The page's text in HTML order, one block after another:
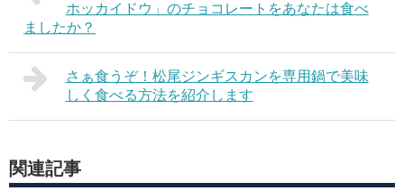
ホッカイドウ」のチョコレートをあなたは食べ
ましたか？
さぁ食うぞ！松尾ジンギスカンを専用鍋で美味
しく食べる方法を紹介します
関連記事